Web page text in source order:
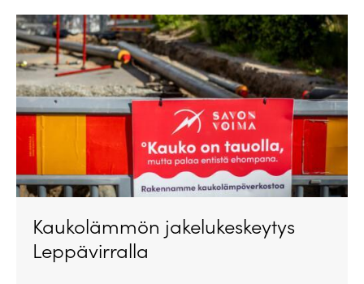
Kaukolämmön jakelukeskeytys
Leppävirralla